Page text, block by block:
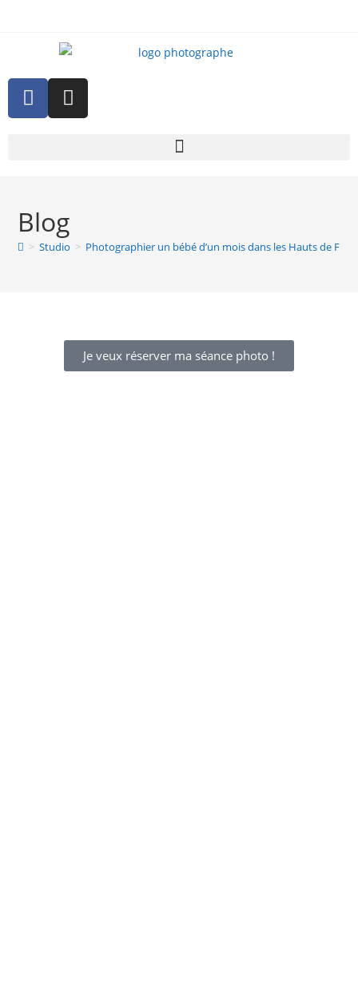
Blog
> Studio > Photographier un bébé d’un mois dans les Hauts de
Je veux réserver ma séance photo !